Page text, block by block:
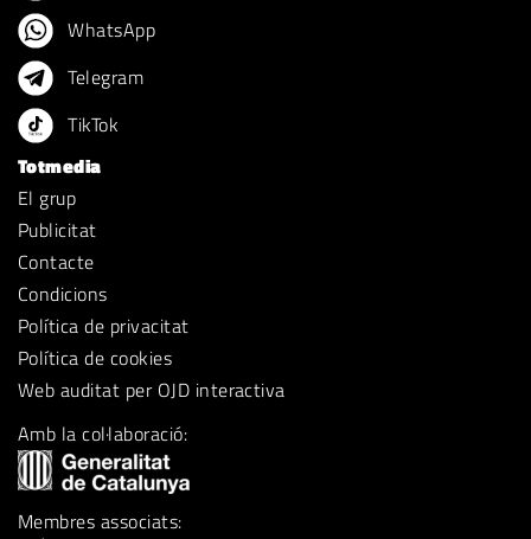
WhatsApp
Telegram
TikTok
Totmedia
El grup
Publicitat
Contacte
Condicions
Política de privacitat
Política de cookies
Web auditat per OJD interactiva
Amb la col·laboració:
Membres associats: